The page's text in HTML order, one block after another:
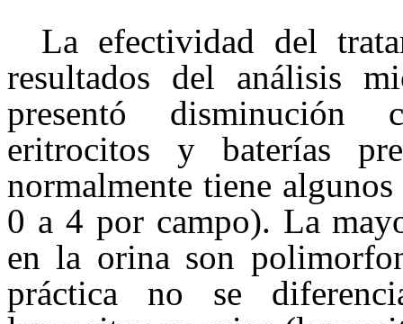
La efectividad del
resultados del análisis
presentó disminución
eritrocitos y baterías
normalmente tiene
0 a 4 por campo). La
en la orina son
práctica no se